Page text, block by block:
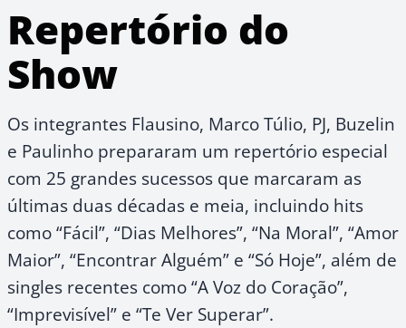
Repertório do
Show
Os integrantes Flausino, Marco Túlio, PJ, Buzelin
e Paulinho prepararam um repertório especial
com 25 grandes sucessos que marcaram as
últimas duas décadas e meia, incluindo hits
como “Fácil”, “Dias Melhores”, “Na Moral”, “Amor
Maior”, “Encontrar Alguém” e “Só Hoje”, além de
singles recentes como “A Voz do Coração”,
“Imprevisível” e “Te Ver Superar”.